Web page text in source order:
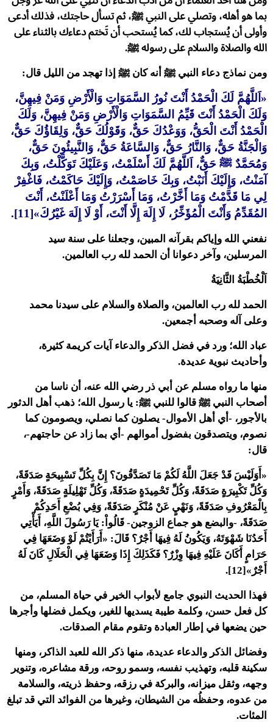
بما هو أهله، وتصلي على النبي ﷺ، ثم تسأل حاجتك، فذلك أدعى
وأولى أن يُستجاب لك، كما يُستحب أن تَختم دعاءك بالثناء على
الله والصلاة والسلام على رسوله ﷺ.
ومن نماذج دعاء النبي ﷺ أنه كان ﷺ إذا تهجد من الليل قال:
«اَللَّهُمَّ لَكَ الْحَمْدُ أَنْتَ نُورُ السَّمَوَاتِ وَالْأَرْضِ وَمَنْ فِيهِنَّ،
وَلَكَ الْحَمْدُ أَنْتَ قَيِّمُ السَّمَوَاتِ وَالْأَرْضِ وَمَنْ فِيهِنَّ، وَلَكَ
الْحَمْدُ أَنْتَ الْحَقُّ، وَوَعْدُكَ حَقٌّ، وَقَوْلُكَ حَقٌّ، وَلِقَاؤُكَ حَقٌّ،
وَالْجَنَّةُ حَقٌّ، وَالنَّارُ حَقٌّ، وَالسَّاعَةُ حَقٌّ، وَالنَّبِيئُونَ حَقٌّ،
وَمُحَمَّدٌ ﷺ حَقٌّ، اَللَّهُمَّ لَكَ أَسْلَمْتُ، وَعَلَيْكَ تَوَكَّلْتُ، وَبِكَ
آمَنْتُ، وَإِلَيْكَ أَنَبْتُ، وَبِكَ خَاصَمْتُ، وَإِلَيْكَ حَاكَمْتُ، فَاغْفِرْ
لِي مَا قَدَّمْتُ وَمَا أَخَّرْتُ، وَمَا أَسْرَرْتُ وَمَا أَعْلَنْتُ، أَنْتَ
المُقَدِّمُ وَأَنْتَ الْمُؤَخِّرُ، لَا إِلَهَ إِلَّا أَنْتَ، أَوْ لَا إِلَهَ غَيْرُكَ»[11].
نفعني الله وإياكم بقرآنه المبين، وجعلنا على سنة سيد
المرسلين، وآخر دعوانا أن الحمد لله رب العالمين.
اَلْخُطْبَةُ الثَّانِيَةُ
الحمد لله رب العالمين، والصلاة والسلام على سيدنا محمد
وعلى آله وصحبه أجمعين.
عباد الله؛ ورد في فضل الذكر والدعاء آيات كريمة كثيرة،
وأحاديث نبوية عديدة.
منها ما رواه مسلم عن أبي ذر رضي الله عنه، أن ناسا من
أصحاب النبي ﷺ قالوا للنبي ﷺ: يا رسول الله؛ ذهب أهل الدثور
بالأجور، -أي أهل الأموال- يصلون كما نصلي، ويصومون كما
نصوم، ويتصدقون بفضول أموالهم -أي بما زاد عن حاجتهم-،
قال:
«أَوَلَيْسَ قَدْ جَعَلَ اللَّهُ لَكُمْ مَا تَصَدَّقُونَ؟ إِنَّ بِكُلِّ تَسْبِيحَةٍ صَدَقَةً،
وَكُلِّ تَكْبِيرَةٍ صَدَقَةً، وَكُلِّ تَحْمِيدَةٍ صَدَقَةً، وَكُلِّ تَهْلِيلَةٍ صَدَقَةً، وَأَمْرٍ
بِالْمَعْرُوفِ صَدَقَةً، وَنَهْيٍ عَنْ مُنْكَرٍ صَدَقَةً، وَفِي بُضْعِ أَحَدِكُمْ
صَدَقَةً، -والبضع هو جماع الزوجين- قَالُواْ: يَا رَسُولَ اللَّهِ، أَيَأْتِي
أَحَدُنَا شَهْوَتَهُ، وَيَكُونُ لَهُ فِيهَا أَجْرٌ؟ قَالَ: «أَرَأَيْتُمْ لَوْ وَضَعَهَا فِي
حَرَامٍ أَكَانَ عَلَيْهِ فِيهَا وِزْرٌ؟ فَكَذَلِكَ إِذَا وَضَعَهَا فِي الْحَلَالِ كَانَ لَهُ
أَجْرٌ»[12].
فهذا الحديث النبوي جامع لأبواب الخير في حياة المسلم، من
كل فعل حسن، وكلمة طيبة يسديها للغير، ويكمل فضلها وأجرها
حين يضعها في إطار العبادة وتقوم مقام الصدقات.
وفضائل الذكر والدعاء عديدة، منها ذكر الله للعبد الذاكر، ومنها
سكينة قلبه، وتهذيب نفسه، وسمو روحه، ورقة مشاعره، وتنوير
وجهه، وثقل ميزانه، والبركة في رزقه، وحفظ ذريته، والسلامة
من عدوه، وحفظُه من الشيطان، وغيرها من الفوائد التي قد تبلغ
المئات.